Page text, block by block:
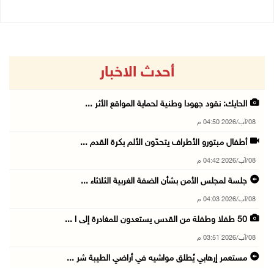
أحدث الاخبار
الحايك: نقود جهودا وطنية لحماية المواقع الأثر ...
08/آب/2026 04:50 م
أطفال مبتورو الأطراف يتحدّون الألم بكرة القدم ...
08/آب/2026 04:42 م
جلسة لمجلس الأمن بشأن الضفة الغربية الثلاثاء ...
08/آب/2026 04:03 م
50 طفلا وطفلة من القدس يستعدون للمغادرة إلى ا ...
08/آب/2026 03:51 م
مستعمر إرهابي يُطلق مواشيه في أراضي الطيبة شر ...